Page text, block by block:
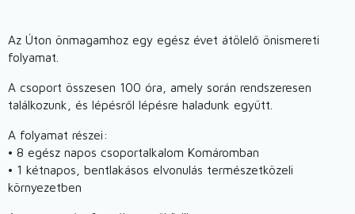
Az Úton önmagamhoz egy egész évet átölelő önismereti
folyamat.
A csoport összesen 100 óra, amely során rendszeresen
találkozunk, és lépésről lépésre haladunk együtt.
A folyamat részei:
• 8 egész napos csoportalkalom Komáromban
• 1 kétnapos, bentlakásos elvonulás természetközeli
környezetben